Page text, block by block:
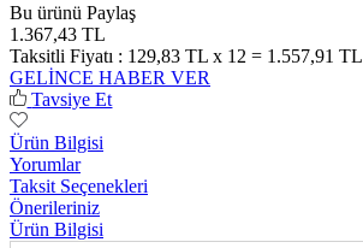
Bu ürünü Paylaş
1.367,43 TL
Taksitli Fiyatı : 129,83 TL x 12 = 1.557,91 TL
GELİNCE HABER VER
Tavsiye Et
Ürün Bilgisi
Yorumlar
Taksit Seçenekleri
Önerileriniz
Ürün Bilgisi